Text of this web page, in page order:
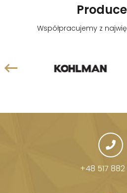
Współpracujemy z
+48 517